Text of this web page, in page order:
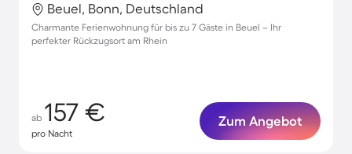
Beuel, Bonn, Deutschland
Charmante Ferienwohnung für bis zu 7 Gäste in Beuel – Ihr
perfekter Rückzugsort am Rhein
ab 157 €
pro Nacht
Zum Angebot